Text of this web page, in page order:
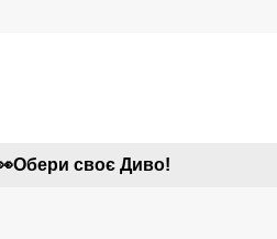
Обери своє Диво!